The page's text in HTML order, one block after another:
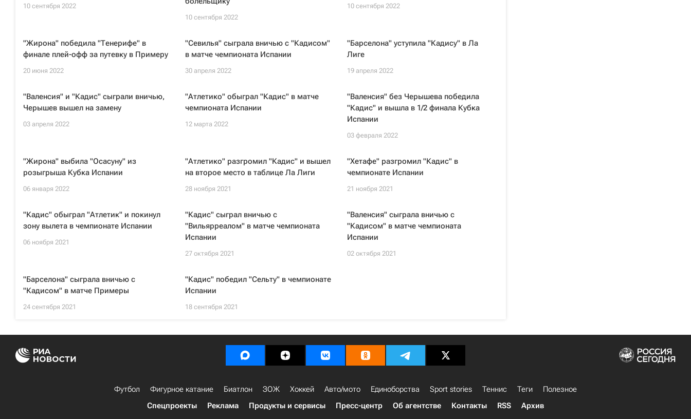
10 сентября 2022
10 сентября 2022
10 сентября 2022
"Жирона" победила "Тенерифе" в
финале плей-офф за путевку в Примеру
20 июня 2022
"Севилья" сыграла вничью с "Кадисом"
в матче чемпионата Испании
30 апреля 2022
"Барселона" уступила "Кадису" в Ла
Лиге
19 апреля 2022
"Валенсия" и "Кадис" сыграли вничью,
Черышев вышел на замену
03 апреля 2022
"Атлетико" обыграл "Кадис" в матче
чемпионата Испании
12 марта 2022
"Валенсия" без Черышева победила
"Кадис" и вышла в 1/2 финала Кубка
Испании
03 февраля 2022
"Жирона" выбила "Осасуну" из
розыгрыша Кубка Испании
06 января 2022
"Атлетико" разгромил "Кадис" и вышел
на второе место в таблице Ла Лиги
28 ноября 2021
"Хетафе" разгромил "Кадис" в
чемпионате Испании
21 ноября 2021
"Кадис" обыграл "Атлетик" и покинул
зону вылета в чемпионате Испании
06 ноября 2021
"Кадис" сыграл вничью с
"Вильярреалом" в матче чемпионата
Испании
27 октября 2021
"Валенсия" сыграла вничью с
"Кадисом" в матче чемпионата
Испании
02 октября 2021
"Барселона" сыграла вничью с
"Кадисом" в матче Примеры
24 сентября 2021
"Кадис" победил "Сельту" в чемпионате
Испании
18 сентября 2021
Футбол Фигурное катание Биатлон ЗОЖ Хоккей Авто/мото Единоборства Sport stories Теннис Теги
Полезное
Спецпроекты
Реклама Продукты и сервисы Пресс-центр Об агентстве Контакты RSS Архив